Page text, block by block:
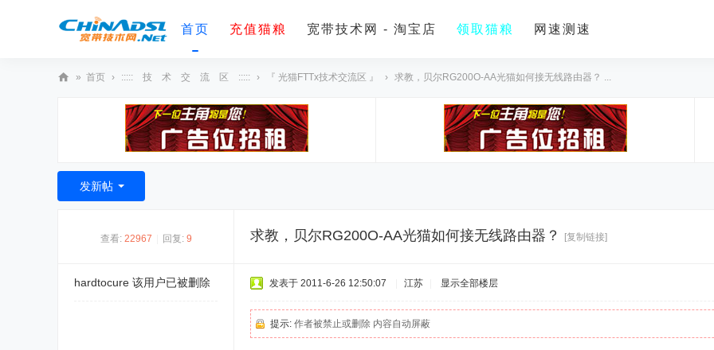
首页 充值猫粮 宽带技术网 - 淘宝店 领取猫粮 网速测速
术
» 首页 › ::::: 技 术 交 流 区 ::::: › 『 光猫FTTx技术交流区 』 › 求教，贝尔RG200O-AA光猫如何接无线路由器？ ...
发新帖
查看: 22967 回复: 9 求教，贝尔RG200O-AA光猫如何接无线路由器？ [复制链接]
hardtocure 该用户已被删除 发表于 2011-6-26 12:50:07 江苏 显示全部楼层
提示: 作者被禁止或删除 内容自动屏蔽